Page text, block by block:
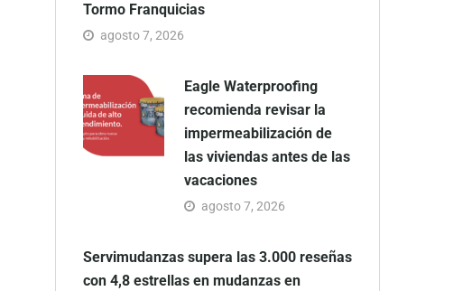
Tormo Franquicias
agosto 7, 2026
Eagle Waterproofing
recomienda revisar la
impermeabilización de
las viviendas antes de las
vacaciones
agosto 7, 2026
Servimudanzas supera las 3.000 reseñas
con 4,8 estrellas en mudanzas en